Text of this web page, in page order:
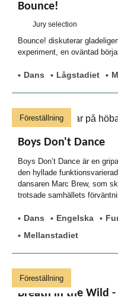
Bounce!
Jury selection
Bounce! diskuterar
experiment, en oväntad
Dans Lågstadiet
Boys Don't Dance
Föreställning
Boys Don’t Dance är en
den hyllade
dansaren Marc Brew, som
trotsade samhällets
Dans Engelska
Mellanstadiet
Breath in the Wild -
Föreställning